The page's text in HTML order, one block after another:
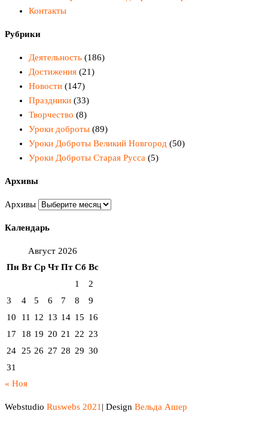
Контакты
Рубрики
Деятельность (186)
Достижения (21)
Новости (147)
Праздники (33)
Творчество (8)
Уроки доброты (89)
Уроки Доброты Великий Новгород (50)
Уроки Доброты Старая Русса (5)
Архивы
Архивы
Календарь
Август 2026
Пн Вт Ср Чт Пт Сб Вс
1
2
3
4 5 6 7 8
9
10
11 12 13 14 15 16
17
18 19 20 21 22 23
24
25 26 27 28 29 30
31
« Ноя
Webstudio Ruswebs 2021 | Design Вельда Ашер